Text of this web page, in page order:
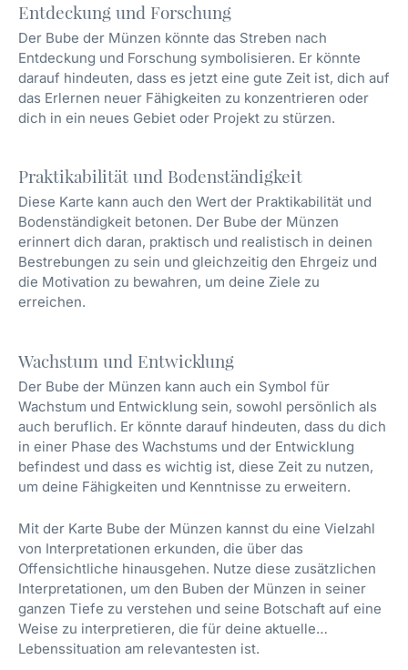
Entdeckung und Forschung
Der Bube der Münzen könnte das Streben nach
Entdeckung und Forschung symbolisieren. Er könnte
darauf hindeuten, dass es jetzt eine gute Zeit ist, dich auf
das Erlernen neuer Fähigkeiten zu konzentrieren oder
dich in ein neues Gebiet oder Projekt zu stürzen.
Praktikabilität und Bodenständigkeit
Diese Karte kann auch den Wert der Praktikabilität und
Bodenständigkeit betonen. Der Bube der Münzen
erinnert dich daran, praktisch und realistisch in deinen
Bestrebungen zu sein und gleichzeitig den Ehrgeiz und
die Motivation zu bewahren, um deine Ziele zu
erreichen.
Wachstum und Entwicklung
Der Bube der Münzen kann auch ein Symbol für
Wachstum und Entwicklung sein, sowohl persönlich als
auch beruflich. Er könnte darauf hindeuten, dass du dich
in einer Phase des Wachstums und der Entwicklung
befindest und dass es wichtig ist, diese Zeit zu nutzen,
um deine Fähigkeiten und Kenntnisse zu erweitern.
Mit der Karte Bube der Münzen kannst du eine Vielzahl
von Interpretationen erkunden, die über das
Offensichtliche hinausgehen. Nutze diese zusätzlichen
Interpretationen, um den Buben der Münzen in seiner
ganzen Tiefe zu verstehen und seine Botschaft auf eine
Weise zu interpretieren, die für deine aktuelle
Lebenssituation am relevantesten ist.